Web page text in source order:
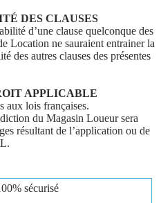
DES CLAUSES
d’une clause quelconque des
Location ne sauraient entrainer la
des autres clauses des présentes
APPLICABLE
aux lois françaises.
du Magasin Loueur sera
résultant de l’application ou de
sécurisé